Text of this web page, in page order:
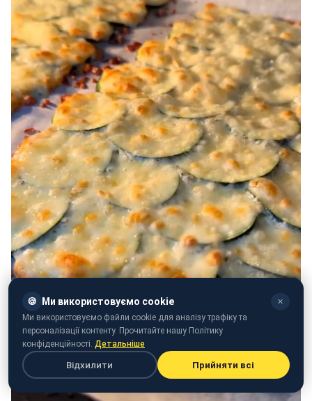
🍪 Ми використовуємо cookie ✕
Ми використовуємо файли cookie для аналізу трафіку та
персоналізації контенту. Прочитайте нашу Політику
конфіденційності. Детальніше
Відхилити Прийняти всі